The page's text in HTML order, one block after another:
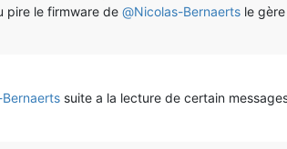
pire le firmware de @Nicolas-Bernaerts le gère
suite a la lecture de certain